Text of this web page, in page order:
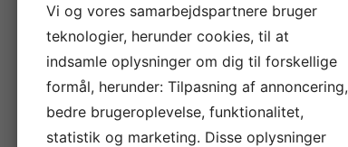
Vi og vores samarbejdspartnere bruger
teknologier, herunder cookies, til at
indsamle oplysninger om dig til forskellige
formål, herunder: Tilpasning af annoncering,
bedre brugeroplevelse, funktionalitet,
statistik og marketing. Disse oplysninger